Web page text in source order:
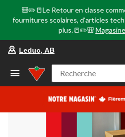
🎒✏️📒Le Retour en classe
fournitures scolaires, d'articles
plus.📒✏️🎒
AB,
à
Leduc, AB
Recherche